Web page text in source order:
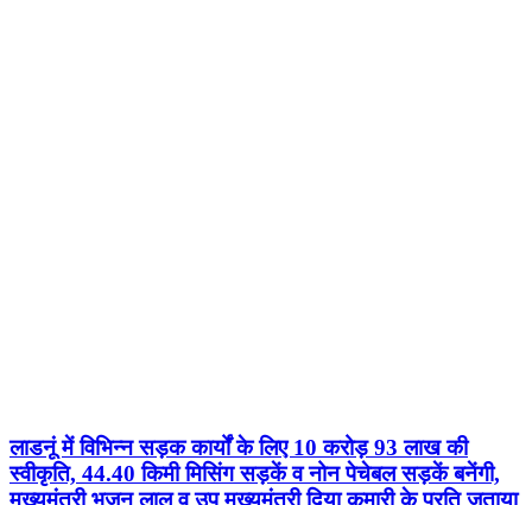
लाडनूं में विभिन्न सड़क कार्यों के लिए 10 करोड़ 93 लाख की
स्वीकृति, 44.40 किमी मिसिंग सड़कें व नोन पेचेबल सड़कें बनेंगी,
मुख्यमंत्री भजन लाल व उप मुख्यमंत्री दिया कुमारी के प्रति जताया